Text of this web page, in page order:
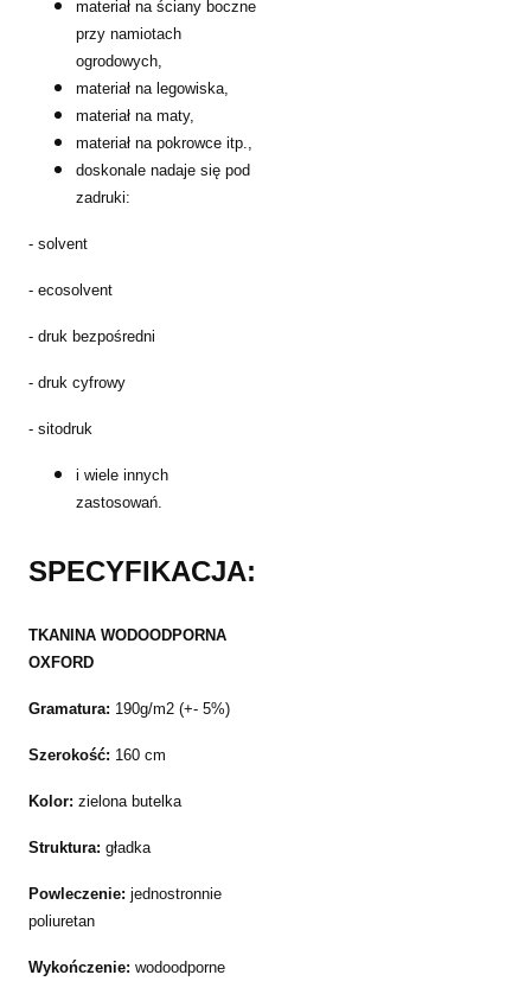
materiał na ściany boczne
przy namiotach
ogrodowych,
materiał na legowiska,
materiał na maty,
materiał na pokrowce itp.,
doskonale nadaje się pod
zadruki:
- solvent
- ecosolvent
- druk bezpośredni
- druk cyfrowy
- sitodruk
i wiele innych
zastosowań.
SPECYFIKACJA:
TKANINA WODOODPORNA
OXFORD
Gramatura: 190g/m2 (+- 5%)
Szerokość: 160 cm
Kolor: zielona butelka
Struktura: gładka
Powleczenie: jednostronnie
poliuretan
Wykończenie: wodoodporne